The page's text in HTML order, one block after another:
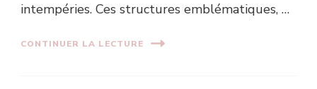
intempéries. Ces structures emblématiques, …
CONTINUER LA LECTURE